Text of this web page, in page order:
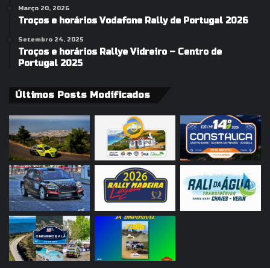
Março 20, 2026
Troços e horários Vodafone Rally de Portugal 2026
Setembro 24, 2025
Troços e horários Rallye Vidreiro – Centro de
Portugal 2025
Últimos Posts Modificados